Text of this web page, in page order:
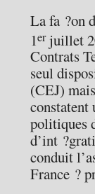
La fa ?on
1erjuillet
Contrats
seul
(CEJ)
constatent
politiques
d’int
conduit
France ?